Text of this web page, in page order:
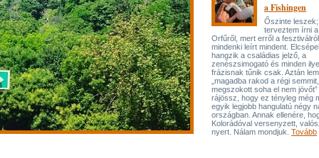
a Fishingen
Őszinte
terveztem írni
Orfűről, mert erről a
mindenki leírt mindent.
hangzik a családias jelző, a
zenészsimogató és minden
frázisnak tűnik csak. Aztán
„magadba rakod a régi
megszokott soha el nem
rájössz, hogy ez tényleg még
egyik legjobb hangulatú négy
országban. Annak ellenére,
Kolorádóval versenyzett,
nyert. Nálam mondjuk. Tovább